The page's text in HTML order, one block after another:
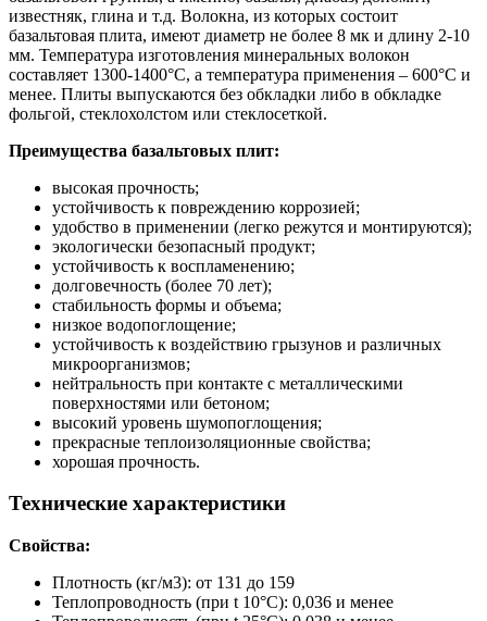
известняк, глина и т.д. Волокна, из которых состоит
базальтовая плита, имеют диаметр не более 8 мк и длину 2-10
мм. Температура изготовления минеральных волокон
составляет 1300-1400°C, а температура применения – 600°C и
менее. Плиты выпускаются без обкладки либо в обкладке
фольгой, стеклохолстом или стеклосеткой.
Преимущества базальтовых плит:
высокая прочность;
устойчивость к повреждению коррозией;
удобство в применении (легко режутся и монтируются);
экологически безопасный продукт;
устойчивость к воспламенению;
долговечность (более 70 лет);
стабильность формы и объема;
низкое водопоглощение;
устойчивость к воздействию грызунов и различных
микроорганизмов;
нейтральность при контакте с металлическими
поверхностями или бетоном;
высокий уровень шумопоглощения;
прекрасные теплоизоляционные свойства;
хорошая прочность.
Технические характеристики
Свойства:
Плотность (кг/м3): от 131 до 159
Теплопроводность (при t 10°C): 0,036 и менее